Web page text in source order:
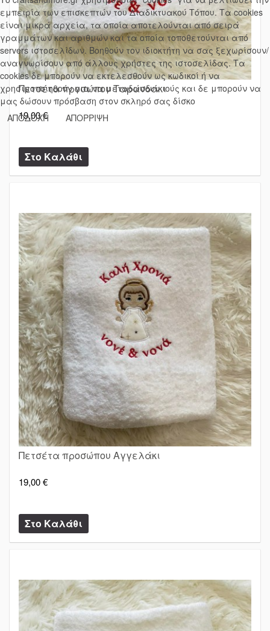
Πετσέτα προσώπου Ταρανδάκι
19,00 €
Πετσέτα προσώπου Αγγελάκι
19,00 €
εμπειρία των επισκεπτών του Διαδικτυακού Τόπου. Τα cookies
είναι μικρά αρχεία, τα οποία αποτελούνται από σειρά
γραμμάτων και αριθμών και τα οποία τοποθετούνται από
servers ιστοσελίδων. Βοηθούν τον ιδιοκτήτη να σας ξεχωρίσουν/
αναγνωρίσουν από άλλους χρήστες της ιστοσελίδας. Τα
cookies δε μπορούν να εκτελεσθούν ως κωδικοί ή να
χρησιμοποιηθούν για να μεταδώσουν ιούς και δε μπορούν να
μας δώσουν πρόσβαση στον σκληρό σας δίσκο
ΑΠΟΔΟΧΗ
ΑΠΟΡΡΙΨΗ